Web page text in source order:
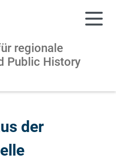
regionale
Public History
der